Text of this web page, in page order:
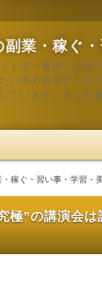
業・稼ぐ
トで一番熱い話題
い等の最新ビジ
ています。きっと
稼ぐ・習い事・学習・
”の講演会は